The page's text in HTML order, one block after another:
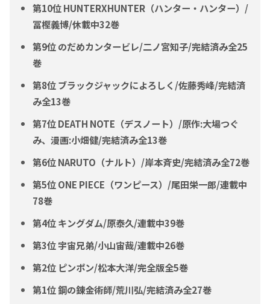
第10位 HUNTERXHUNTER（ハンター・ハンター）/
冨樫義博/休載中32巻
第9位 のだめカンタービレ/二ノ宮知子/完結済み全25
巻
第8位 ブラックジャックによろしく/佐藤秀峰/完結済
み全13巻
第7位 DEATH NOTE（デスノート）/原作:大場つぐ
み、漫画:小畑健/完結済み全13巻
第6位 NARUTO（ナルト）/岸本斉史/完結済み全72巻
第5位 ONE PIECE（ワンピース）/尾田栄一郎/連載中
78巻
第4位 キングダム/原泰久/連載中39巻
第3位 宇宙兄弟/小山宙哉/連載中26巻
第2位 ピンポン/松本大洋/完全版全5巻
第1位 鋼の錬金術師/荒川弘/完結済み全27巻